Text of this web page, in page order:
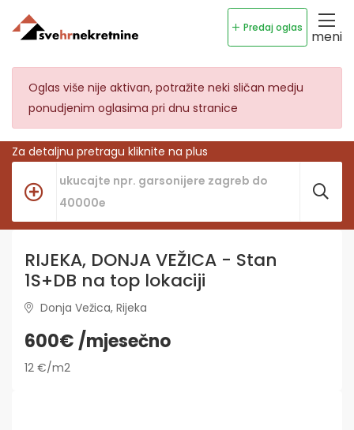
Predaj oglas
meni
Oglas više nije aktivan, potražite neki sličan medju
ponudjenim oglasima pri dnu stranice
Za detaljnu pretragu kliknite na plus
RIJEKA, DONJA VEŽICA - Stan
1S+DB na top lokaciji
Donja Vežica, Rijeka
600€ /mjesečno
12 €/m2